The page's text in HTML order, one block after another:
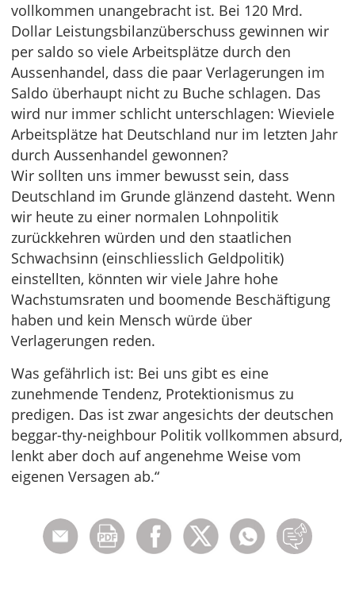
vollkommen unangebracht ist. Bei 120 Mrd.
Dollar Leistungsbilanzüberschuss gewinnen wir
per saldo so viele Arbeitsplätze durch den
Aussenhandel, dass die paar Verlagerungen im
Saldo überhaupt nicht zu Buche schlagen. Das
wird nur immer schlicht unterschlagen: Wieviele
Arbeitsplätze hat Deutschland nur im letzten Jahr
durch Aussenhandel gewonnen?
Wir sollten uns immer bewusst sein, dass
Deutschland im Grunde glänzend dasteht. Wenn
wir heute zu einer normalen Lohnpolitik
zurückkehren würden und den staatlichen
Schwachsinn (einschliesslich Geldpolitik)
einstellten, könnten wir viele Jahre hohe
Wachstumsraten und boomende Beschäftigung
haben und kein Mensch würde über
Verlagerungen reden.
Was gefährlich ist: Bei uns gibt es eine
zunehmende Tendenz, Protektionismus zu
predigen. Das ist zwar angesichts der deutschen
beggar-thy-neighbour Politik vollkommen absurd,
lenkt aber doch auf angenehme Weise vom
eigenen Versagen ab.“